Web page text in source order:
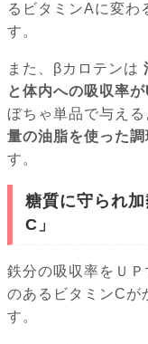
るビタミンAに変わ
す。
また、βカロテンは
と体内への吸収率が
ぼちゃ単品で与え
量の油脂を使った調
す。
糖質に守られ
C」
鉄分の吸収率をＵ
のあるビタミンCが
す。